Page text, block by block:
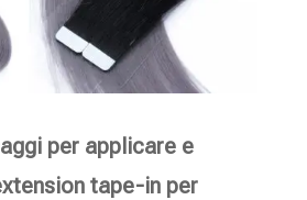
per applicare e
tape-in per